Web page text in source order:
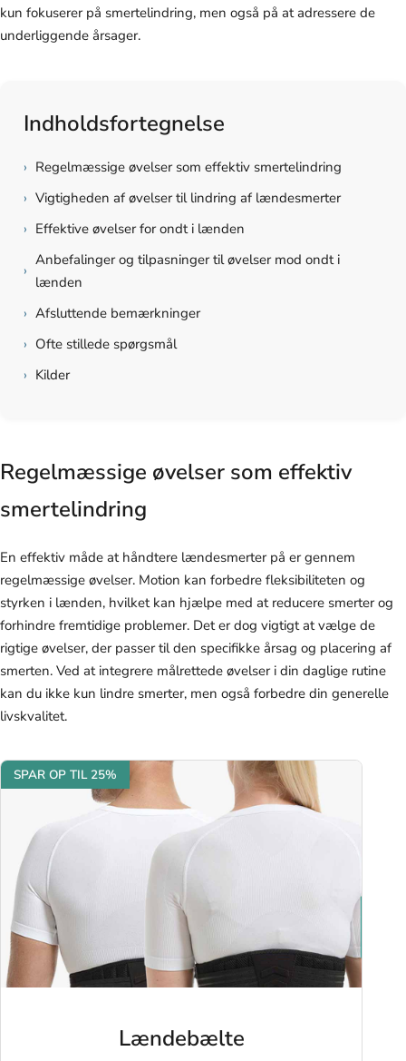
kun fokuserer på smertelindring, men også på at adressere de
underliggende årsager.
Indholdsfortegnelse
› Regelmæssige øvelser som effektiv smertelindring
› Vigtigheden af øvelser til lindring af lændesmerter
› Effektive øvelser for ondt i lænden
›
Anbefalinger og tilpasninger til øvelser mod ondt i
lænden
› Afsluttende bemærkninger
› Ofte stillede spørgsmål
› Kilder
Regelmæssige øvelser som effektiv
smertelindring
En effektiv måde at håndtere lændesmerter på er gennem
regelmæssige øvelser. Motion kan forbedre fleksibiliteten og
styrken i lænden, hvilket kan hjælpe med at reducere smerter og
forhindre fremtidige problemer. Det er dog vigtigt at vælge de
rigtige øvelser, der passer til den specifikke årsag og placering af
smerten. Ved at integrere målrettede øvelser i din daglige rutine
kan du ikke kun lindre smerter, men også forbedre din generelle
livskvalitet.
SPAR OP TIL 25%
Lændebælte